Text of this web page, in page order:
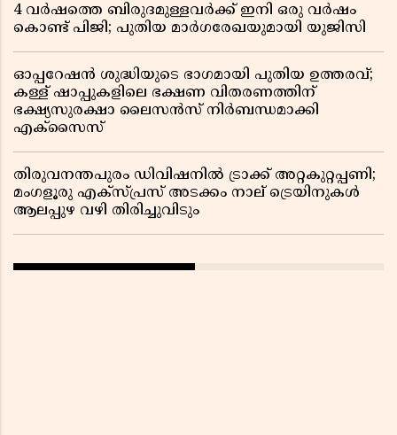
4 വർഷത്തെ ബിരുദമുള്ളവർക്ക് ഇനി ഒരു വർഷം
കൊണ്ട് പിജി; പുതിയ മാർഗരേഖയുമായി യുജിസി
ഓപ്പറേഷൻ ശുദ്ധിയുടെ ഭാഗമായി പുതിയ ഉത്തരവ്;
കള്ള് ഷാപ്പുകളിലെ ഭക്ഷണ വിതരണത്തിന്
ഭക്ഷ്യസുരക്ഷാ ലൈസൻസ് നിർബന്ധമാക്കി
എക്സൈസ്
തിരുവനന്തപുരം ഡിവിഷനിൽ ട്രാക്ക് അറ്റകുറ്റപ്പണി;
മംഗളൂരു എക്സ്പ്രസ് അടക്കം നാല് ട്രെയിനുകൾ
ആലപ്പുഴ വഴി തിരിച്ചുവിടും